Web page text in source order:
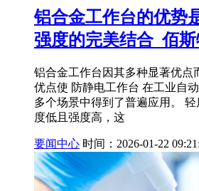
铝合金工作台的优势
强度的完美结合_佰
铝合金工作台因其多种显著优点
优点使 防静电工作台 在工业自
多个场景中得到了普遍应用。
度低且强度高，这
要闻中心 时间：2026-01-22